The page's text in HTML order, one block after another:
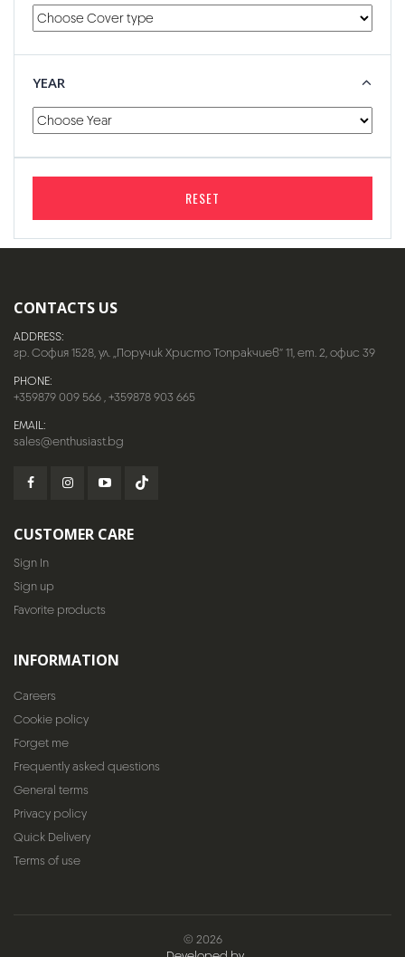
YEAR
RESET
CONTACTS US
ADDRESS:
гр. София 1528, ул. „Поручик Христо Топракчиев“ 11, ет. 2, офис 39
PHONE:
+359879 009 566,+359878 903 665
EMAIL:
sales@enthusiast.bg
CUSTOMER CARE
Sign In
Sign up
Favorite products
INFORMATION
Careers
Cookie policy
Forget me
Frequently asked questions
General terms
Privacy policy
Quick Delivery
Terms of use
© 2026